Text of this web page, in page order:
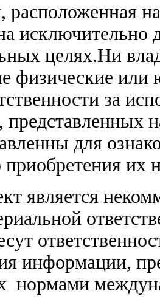
исключительно
целях.Ни
физические или
за
для
приобретения их
является
информации,
нормами